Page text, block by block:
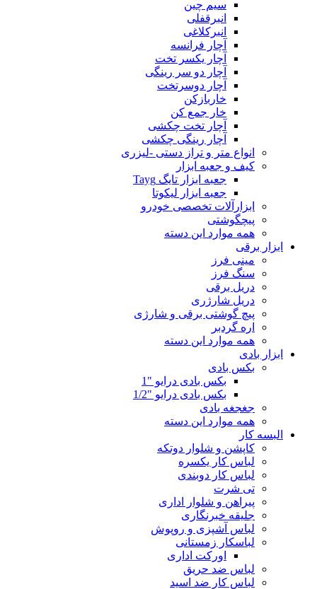
سیم چین
انبرقفلی
انبرکلاغی
آچار فرانسه
آچار یکسر تخت
آچار دو سر رینگی
آچار دوسرتخت
خاربازکن
خار جمع کن
آچار تخت چکشی
آچار رینگی چکشی
انواع متر و تراز دستی -لیزری
کیف و جعبه ابزار
جعبه ابزار تایگ Tayg
جعبه ابزار لیکوتا
ابزارآلات تخصصی خودرو
پیچگوشتی
همه موارد این دسته
ابزار برقی
مینی فرز
سنگ فرز
دریل برقی
دریل شارژری
پیچ گوشتی برقی و شارژی
اره گردبر
همه موارد این دسته
ابزار بادی
بکس بادی
بکس بادی درایو "1
بکس بادی درایو "1/2
جغجغه بادی
همه موارد این دسته
البسه کار
کاپشن و شلوار دوتکه
لباس کار یکسره
لباس کار دوبندی
تی شرت
پیراهن و شلوار اداری
جلیقه خبرنگاری
لباس آشپزی و روپوش
لباسکار زمستانی
اورکت اداری
لباس ضد حریق
لباس کار ضد اسید